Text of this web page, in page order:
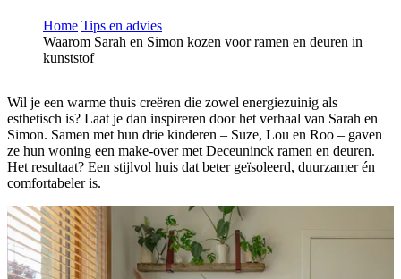
Home Tips en advies
Waarom Sarah en Simon kozen voor ramen en deuren in
kunststof
Wil je een warme thuis creëren die zowel energiezuinig als
esthetisch is? Laat je dan inspireren door het verhaal van Sarah en
Simon. Samen met hun drie kinderen – Suze, Lou en Roo – gaven
ze hun woning een make-over met Deceuninck ramen en deuren.
Het resultaat? Een stijlvol huis dat beter geïsoleerd, duurzamer én
comfortabeler is.